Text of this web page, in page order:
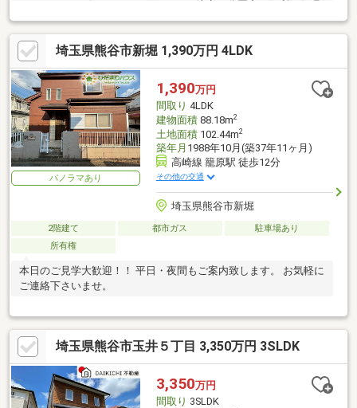
ーパー、コンビニ、ドラッグストアが徒歩10分圏内！便利な住環
境！
埼玉県熊谷市新堀 1,390万円 4LDK
パノラマあり
1,390万円
間取り 4LDK
建物面積88.18m2
土地面積102.44m2
築年月 1988年10月(築37年11ヶ月)
高崎線 籠原駅 徒歩12分
その他の交通
埼玉県熊谷市新堀
2階建て 都市ガス
駐車場あり
所有権
本日のご見学大歓迎！！ 平日・夜間もご案内致します。 お気軽に
ご連絡下さいませ。
埼玉県熊谷市玉井５丁目 3,350万円 3SLDK
3,350万円
間取り 3SLDK